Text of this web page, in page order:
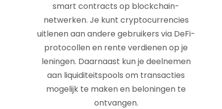
smart contracts op blockchain-
netwerken. Je kunt cryptocurrencies
uitlenen aan andere gebruikers via DeFi-
protocollen en rente verdienen op je
leningen. Daarnaast kun je deelnemen
aan liquiditeitspools om transacties
mogelijk te maken en beloningen te
ontvangen.